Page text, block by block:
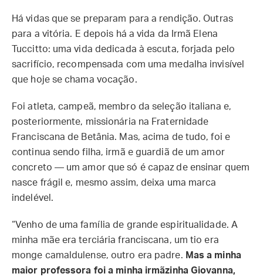
Há vidas que se preparam para a rendição. Outras
para a vitória. E depois há a vida da Irmã Elena
Tuccitto: uma vida dedicada à escuta, forjada pelo
sacrifício, recompensada com uma medalha invisível
que hoje se chama vocação.
Foi atleta, campeã, membro da seleção italiana e,
posteriormente, missionária na Fraternidade
Franciscana de Betânia. Mas, acima de tudo, foi e
continua sendo filha, irmã e guardiã de um amor
concreto — um amor que só é capaz de ensinar quem
nasce frágil e, mesmo assim, deixa uma marca
indelével.
“Venho de uma família de grande espiritualidade. A
minha mãe era terciária franciscana, um tio era
monge camaldulense, outro era padre. Mas a minha
maior professora foi a minha irmãzinha Giovanna,